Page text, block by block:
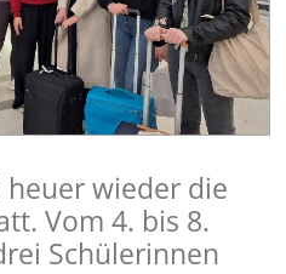
heuer wieder die
Vom 4. bis 8.
Schülerinnen